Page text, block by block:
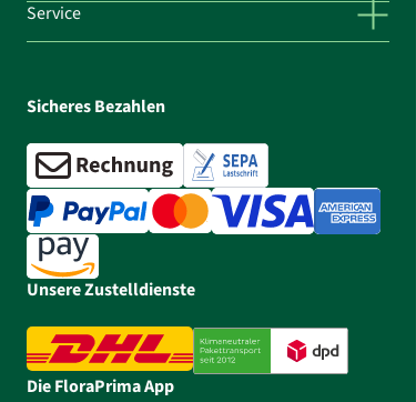
Service
Sicheres Bezahlen
Unsere Zustelldienste
Die FloraPrima App